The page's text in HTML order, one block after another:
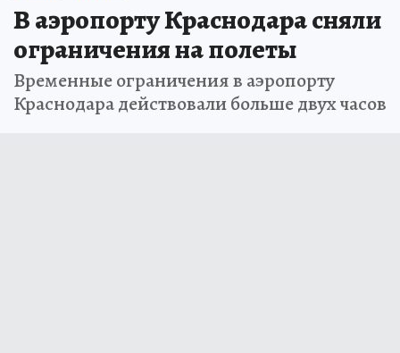
В аэропорту Краснодара сняли
ограничения на полеты
Временные ограничения в аэропорту
Краснодара действовали больше двух часов